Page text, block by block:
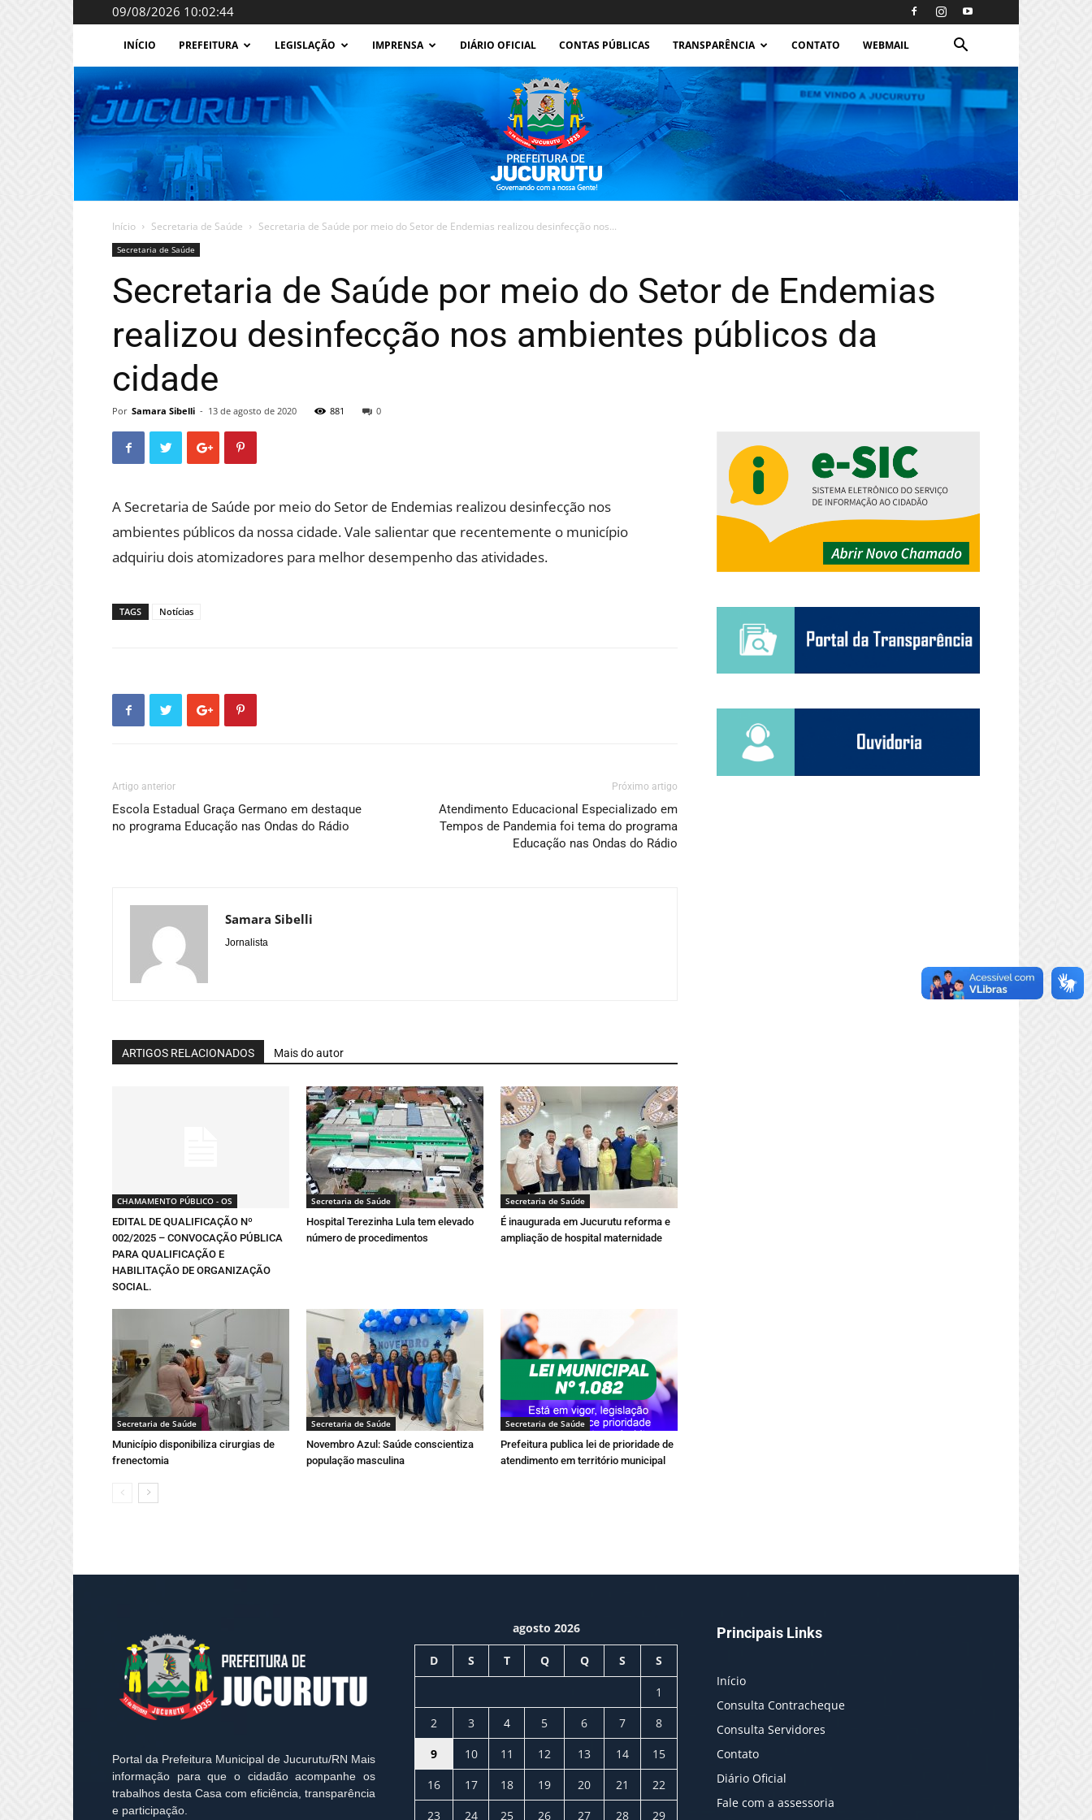
09/08/2026 10:02:44
INÍCIO PREFEITURA LEGISLAÇÃO IMPRENSA DIÁRIO OFICIAL CONTAS PÚBLICAS TRANSPARÊNCIA CONTATO WEBMAIL
Início Secretaria de Saúde Secretaria de Saúde por meio do Setor de Endemias realizou desinfecção nos...
Secretaria de Saúde
Secretaria de Saúde por meio do Setor de Endemias
realizou desinfecção nos ambientes públicos da
cidade
Por Samara Sibelli - 13 de agosto de 2020 881 0
A Secretaria de Saúde por meio do Setor de Endemias realizou desinfecção nos
ambientes públicos da nossa cidade. Vale salientar que recentemente o município
adquiriu dois atomizadores para melhor desempenho das atividades.
TAGS Notícias
Artigo anterior
Escola Estadual Graça Germano em destaque
no programa Educação nas Ondas do Rádio
Próximo artigo
Atendimento Educacional Especializado em
Tempos de Pandemia foi tema do programa
Educação nas Ondas do Rádio
Samara Sibelli
Jornalista
ARTIGOS RELACIONADOS Mais do autor
CHAMAMENTO PÚBLICO - OS
EDITAL DE QUALIFICAÇÃO Nº
002/2025 – CONVOCAÇÃO PÚBLICA
PARA QUALIFICAÇÃO E
HABILITAÇÃO DE ORGANIZAÇÃO
SOCIAL.
Secretaria de Saúde
Hospital Terezinha Lula tem elevado
número de procedimentos
Secretaria de Saúde
É inaugurada em Jucurutu reforma e
ampliação de hospital maternidade
Secretaria de Saúde
Município disponibiliza cirurgias de
frenectomia
Secretaria de Saúde
Novembro Azul: Saúde conscientiza
população masculina
Secretaria de Saúde
Prefeitura publica lei de prioridade de
atendimento em território municipal
Portal da Prefeitura Municipal de Jucurutu/RN Mais
informação para que o cidadão acompanhe os
trabalhos desta Casa com eficiência, transparência
e participação.
agosto 2026
D S T Q Q S S
1
2
3 4 5 6 7
8
9
10 11 12 13 14
15
16
17 18 19 20 21
22
23
24 25 26 27 28 29
Principais Links
Início
Consulta Contracheque
Consulta Servidores
Contato
Diário Oficial
Fale com a assessoria